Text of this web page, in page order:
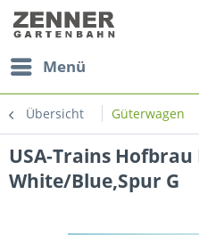
Menü
Übersicht Güterwagen
USA-Trains
White/Blue,Spur G